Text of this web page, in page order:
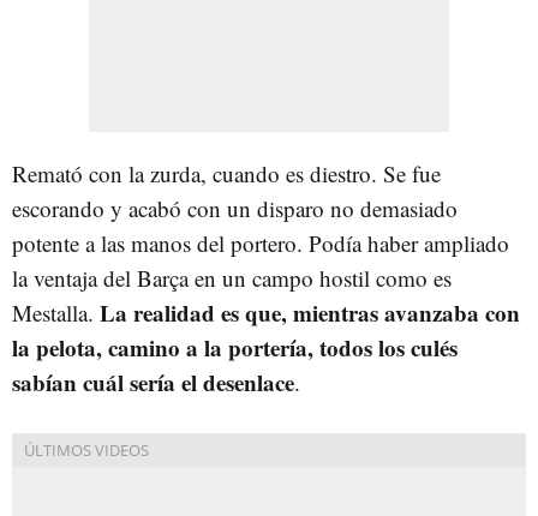
Remató con la zurda, cuando es diestro. Se fue
escorando y acabó con un disparo no demasiado
potente a las manos del portero. Podía haber ampliado
la ventaja del Barça en un campo hostil como es
Mestalla. La realidad es que, mientras avanzaba con
la pelota, camino a la portería, todos los culés
sabían cuál sería el desenlace.